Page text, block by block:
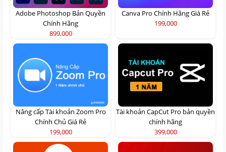
Adobe Photoshop Bản Quyền
Chính Hãng
899,000
Canva Pro Chính Hãng Giá Rẻ
199,000
Nâng cấp Tài khoản Zoom Pro
Chính Chủ Giá Rẻ
199,000
Tài khoản CapCut Pro bản quyền
chính hãng
399,000